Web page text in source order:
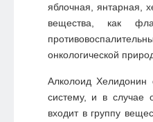
яблочная, янтарная,
вещества, как
онкологической
Алколоид Хелидонин
систему, и в случае
входит в группу